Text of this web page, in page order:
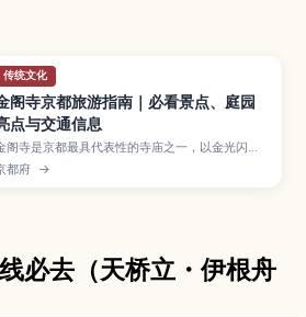
传统文化
阁寺京都旅游指南｜必看景点、庭园
点与交通信息
阁寺是京都最具代表性的寺庙之一，以金光闪耀
三层楼阁和倒映在池水中的景色闻名。本文将为
介绍金阁寺的必看亮点、四季庭园风景、参观小
都府 →
必去（天桥立・伊根舟